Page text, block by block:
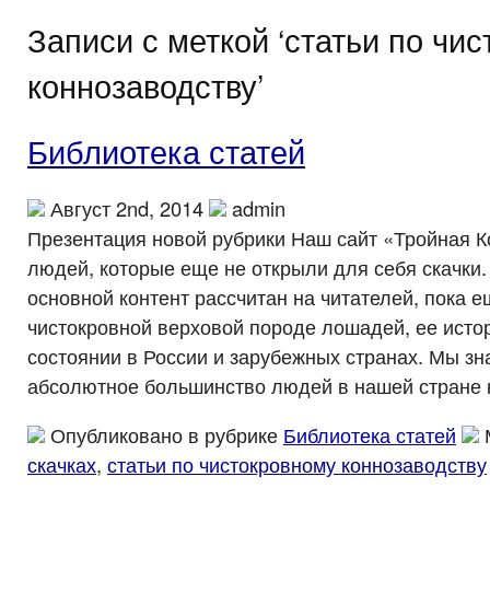
Записи с меткой ‘статьи по
коннозаводству’
Библиотека статей
Август 2nd, 2014
admin
Презентация новой рубрики Наш сайт «Тройная
людей, которые еще не открыли для себя
основной контент рассчитан на читателей,
чистокровной верховой породе лошадей, ее
состоянии в России и зарубежных странах. Мы
абсолютное большинство людей в нашей стране
Опубликовано в рубрике Библиотека статей
скачках, статьи по чистокровному коннозаводству